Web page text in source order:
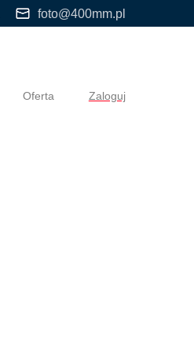
foto@400mm.pl
Oferta Zaloguj